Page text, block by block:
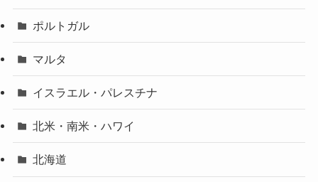
ポルトガル
マルタ
イスラエル・パレスチナ
北米・南米・ハワイ
北海道